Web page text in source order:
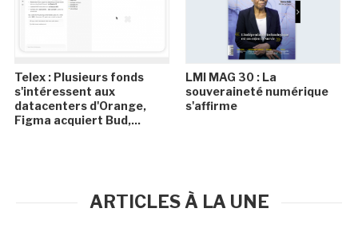
Telex : Plusieurs fonds
s'intéressent aux
datacenters d'Orange,
Figma acquiert Bud,...
LMI MAG 30 : La
souveraineté numérique
s'affirme
ARTICLES À LA UNE